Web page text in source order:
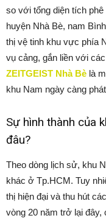
so với tổng diện tích
huyện Nhà Bè, nam
thị vệ tinh khu vực phía
vụ cảng, gắn liền với
ZEITGEIST Nhà Bè là
khu Nam ngày càng
Sự hình thành của
đâu?
Theo dòng lịch sử, khu
khác ở Tp.HCM. Tuy
thị hiện đại và thu hút
vòng 20 năm trở lại